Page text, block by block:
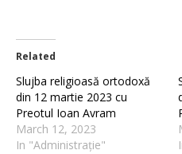
Related
Slujba religioasă ortodoxă
din 12 martie 2023 cu
Preotul Ioan Avram
March 12, 2023
In "Administrație"